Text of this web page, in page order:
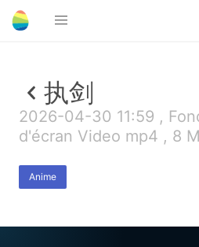
执剑
2026-04-30 11:59 ,
d'écran Video mp4 , 8
Anime